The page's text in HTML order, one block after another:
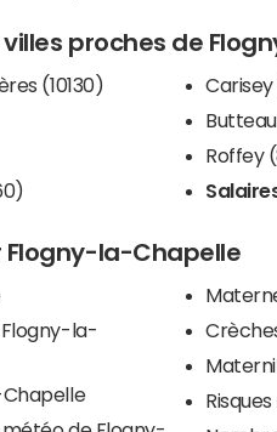
villes proches de
(10130)
Roffey
Flogny-la-Chapelle
la-
la-Chapelle